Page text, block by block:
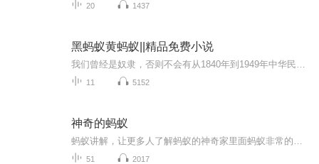
20 1437
黑蚂蚁黄蚂蚁||精品免费小说
11 5152
神奇的蚂蚁
51 2017